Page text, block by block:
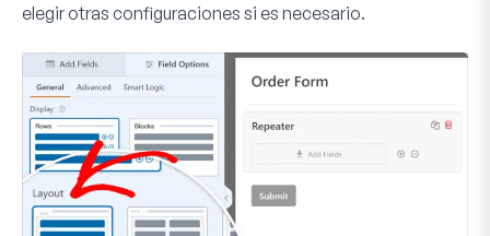
elegir otras configuraciones si es necesario.